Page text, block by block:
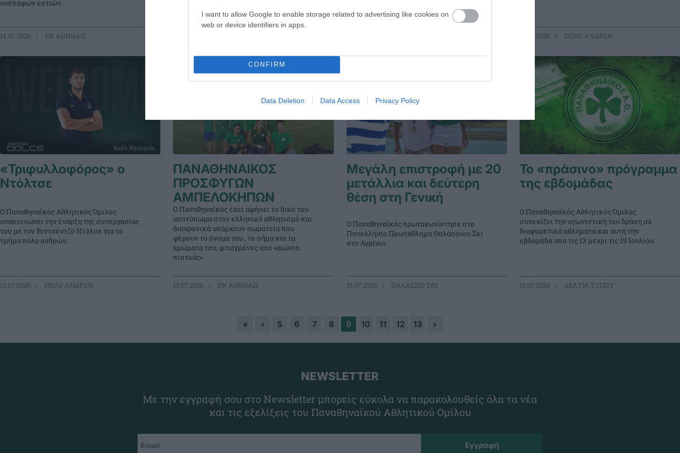
I want to allow Google to enable storage related to advertising like cookies on
web or device identifiers in apps.
CONFIRM
Data Deletion Data Access Privacy Policy
ανέπαφων εστιών.
14.07.2026 EΝ ΑΘΗΝΑΙΣ 13.07.2026 ΠΟΛΟ ΑΝΔΡΩΝ
«Τριφυλλοφόρος» ο
Ντόλτσε
Ο Παναθηναϊκός Αθλητικός Όμιλος
ανακοινώνει την έναρξη της συνεργασίας
του με τον Βιντσέντζο Ντόλσε για το
τμήμα πόλο ανδρών.
13.07.2026 ΠΟΛΟ ΑΝΔΡΩΝ
ΠΑΝΑΘΗΝΑΙΚΟΣ
ΠΡΟΣΦΥΓΩΝ
ΑΜΠΕΛΟΚΗΠΩΝ
Ο Παναθηναϊκός έχει αφήσει το δικό του
αποτύπωμα στον ελληνικό αθλητισμό και
διαχρονικά υπάρχουν σωματεία που
φέρουν το όνομα του , το σήμα και τα
χρώματα του, φτιαγμένες από «αιώνια
πιστούς»
13.07.2026 EΝ ΑΘΗΝΑΙΣ
Μεγάλη επιστροφή με 20
μετάλλια και δεύτερη
θέση στη Γενική
Ο Παναθηναϊκός πρωταγωνίστησε στο
Πανελλήνιο Πρωτάθλημα Θαλάσσιου Σκι
στο Αγρίνιο.
13.07.2026 ΘΑΛΑΣΣΙΟ ΣΚΙ
Το «πράσινο» πρόγραμμα
της εβδομάδας
Ο Παναθηναϊκός Αθλητικός Όμιλος
συνεχίζει την αγωνιστική του δράση σε
διαφορετικά αθλήματα και αυτή την
εβδομάδα από τις 13 μέχρι τις 19 Ιουλίου.
13.07.2026 ΔΕΛΤΙΑ ΤΥΠΟΥ
« ‹ 5 6 7 8 9 10 11 12 13 ›
NEWSLETTER
Με την εγγραφή σου στο Newsletter μπορείς εύκολα να παρακολουθείς όλα τα νέα
και τις εξελίξεις του Παναθηναϊκού Αθλητικού Ομίλου